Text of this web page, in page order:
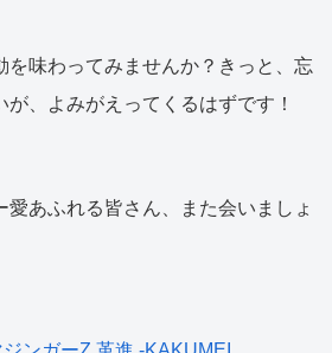
を味わってみませんか？きっと、忘
、よみがえってくるはずです！
愛あふれる皆さん、また会いましょ